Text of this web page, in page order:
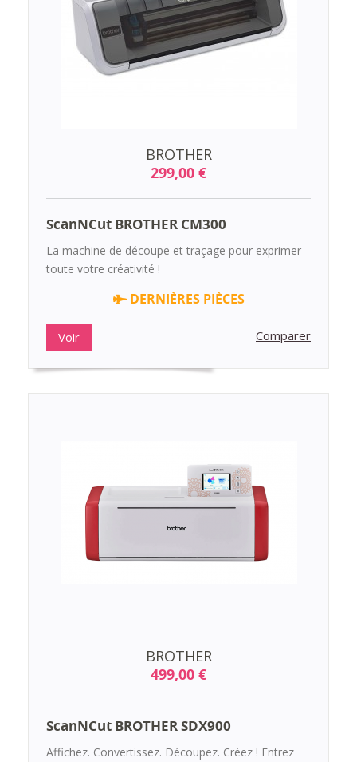
BROTHER
299,00 €
ScanNCut BROTHER CM300
La machine de découpe et traçage pour exprimer
toute votre créativité !
DERNIÈRES PIÈCES
Voir Comparer
BROTHER
499,00 €
ScanNCut BROTHER SDX900
Affichez. Convertissez. Découpez. Créez ! Entrez